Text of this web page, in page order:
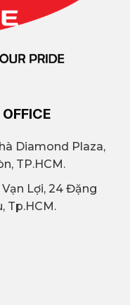
Diamond Plaza,
TP.HCM.
Lợi, 24 Đặng
Tp.HCM.